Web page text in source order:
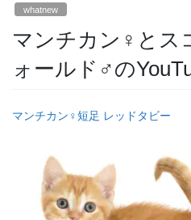
whatnew
マンチカン♀とス
ォールド♂の
マンチカン♀短足 レッドタビー